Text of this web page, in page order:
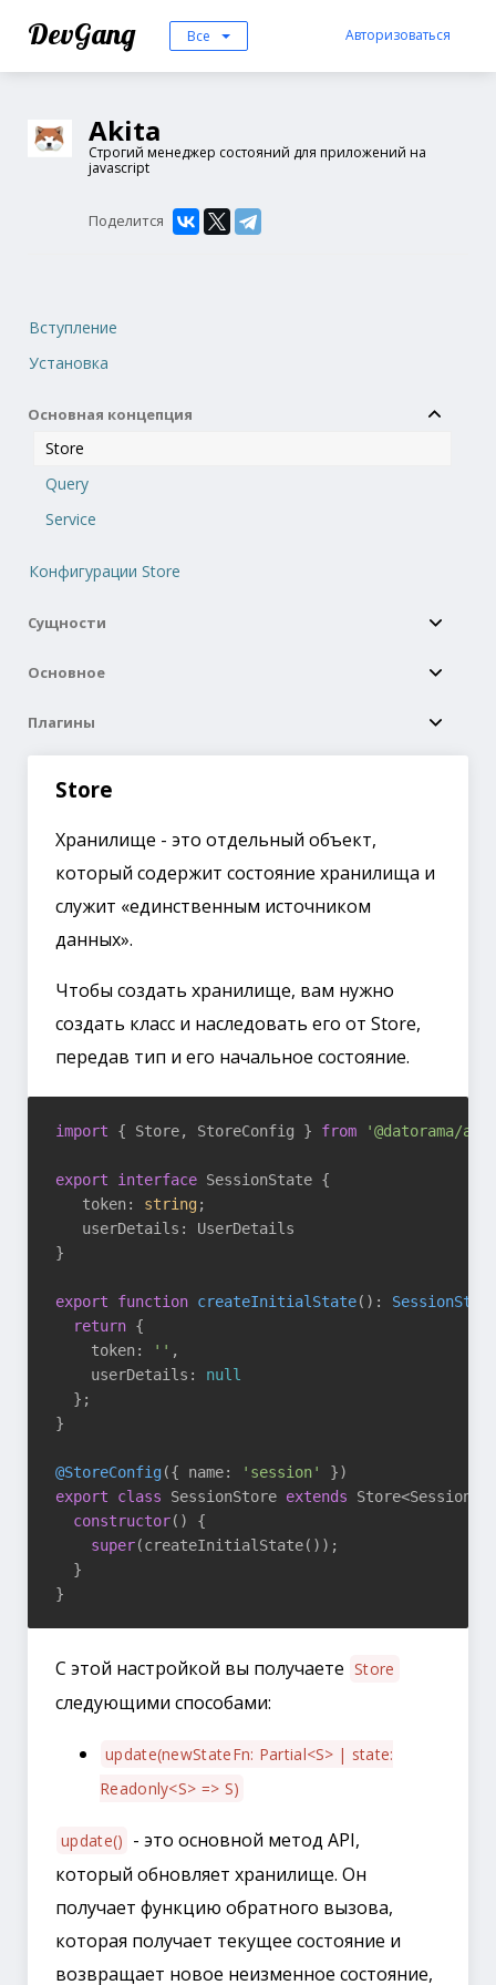
DevGang Все Авторизоваться
Akita
Строгий менеджер состояний для приложений на
javascript
Поделится
Вступление
Установка
Основная концепция
Store
Query
Service
Конфигурации Store
Сущности
Основное
Плагины
Store
Хранилище - это отдельный объект,
который содержит состояние хранилища и
служит «единственным источником
данных».
Чтобы создать хранилище, вам нужно
создать класс и наследовать его от Store,
передав тип и его начальное состояние.
import { Store, StoreConfig } from '@datorama/
export interface SessionState {
   token:
string ;
   userDetails: UserDetails
}
export function createInitialState( ):
return {
    token:
'' ,
    userDetails:
null
  };
}
@StoreConfig({ name: 'session'
export
class SessionStore extends
constructor( ) {
super(createInitialState());
  }
С этой настройкой вы получаете Store
следующими способами:
update(newStateFn: Partial<S> | state:
Readonly<S> => S)
update() - это основной метод API,
который обновляет хранилище. Он
получает функцию обратного вызова,
которая получает текущее состояние и
возвращает новое неизменное состояние,